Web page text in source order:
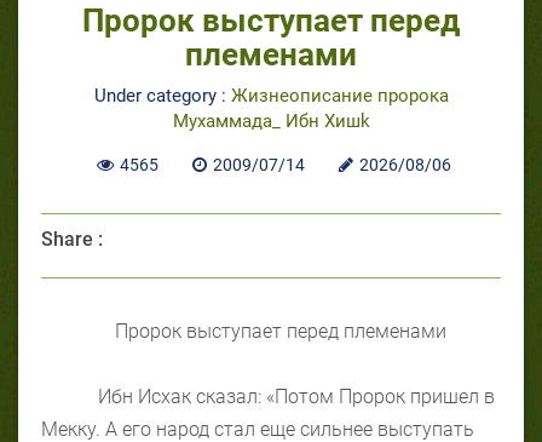
Пророк выступает перед
племенами
Under category : Жизнеописание пророка
Мухаммада_ Ибн Хишk
4565 2009/07/14 2026/08/06
Share :
Пророк выступает перед племенами
Ибн Исхак сказал: «Потом Пророк пришел в
Мекку. А его народ стал еще сильнее выступать